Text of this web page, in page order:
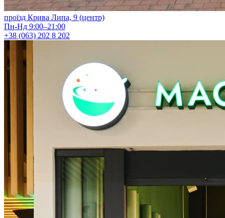
проїзд Крива Липа, 9 (центр)
Пн-Нд 9:00–21:00
+38 (063) 202 8 202